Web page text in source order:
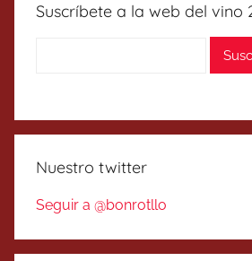
Suscríbete a la web del vino
Nuestro twitter
Seguir a @bonrotllo